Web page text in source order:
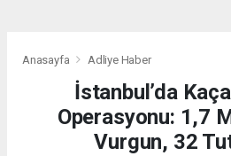
Anasayfa Adliye Haber
İstanbul’da
Operasyonu: 1,7
Vurgun, 32